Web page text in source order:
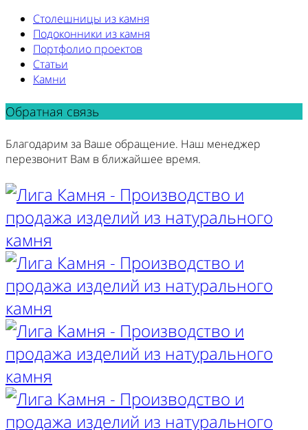
Столешницы из камня
Подоконники из камня
Портфолио проектов
Статьи
Камни
Обратная связь
Благодарим за Ваше обращение. Наш менеджер
перезвонит Вам в ближайшее время.